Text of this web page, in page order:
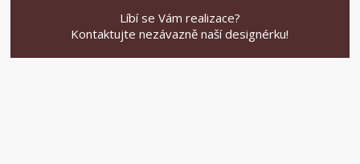
Líbí se Vám realizace?
Kontaktujte nezávazně naší designérku!